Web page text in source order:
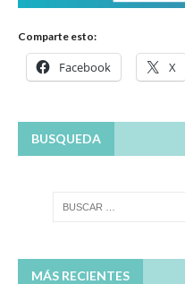
Comparte esto:
Facebook X
BUSQUEDA
MÁS RECIENTES